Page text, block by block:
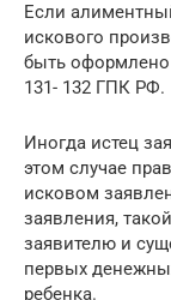
Если
искового
быть оформлено
131- 132 ГПК РФ.
Иногда истец
этом случае
исковом
заявления,
заявителю и
первых
ребенка.